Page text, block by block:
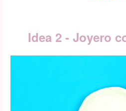
Idea 2 - Joyero